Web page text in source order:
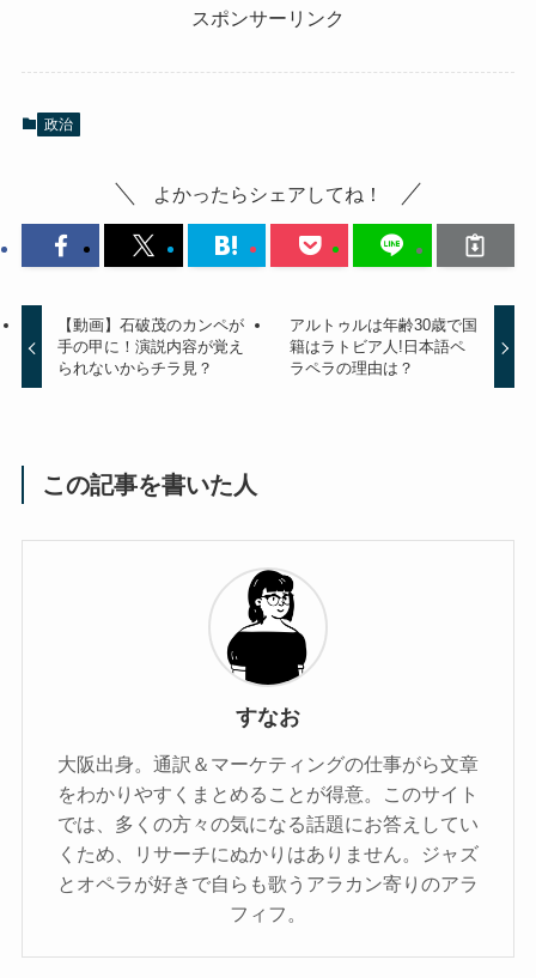
スポンサーリンク
政治
よかったらシェアしてね！
【動画】石破茂のカンペが
手の甲に！演説内容が覚え
られないからチラ見？
アルトゥルは年齢30歳で国
籍はラトビア人!日本語ペ
ラペラの理由は？
この記事を書いた人
すなお
大阪出身。通訳＆マーケティングの仕事がら文章
をわかりやすくまとめることが得意。このサイト
では、多くの方々の気になる話題にお答えしてい
くため、リサーチにぬかりはありません。ジャズ
とオペラが好きで自らも歌うアラカン寄りのアラ
フィフ。